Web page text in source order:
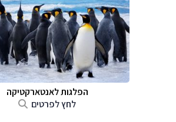
הפלגות לאנטארקטיקה
לחץ לפרטים